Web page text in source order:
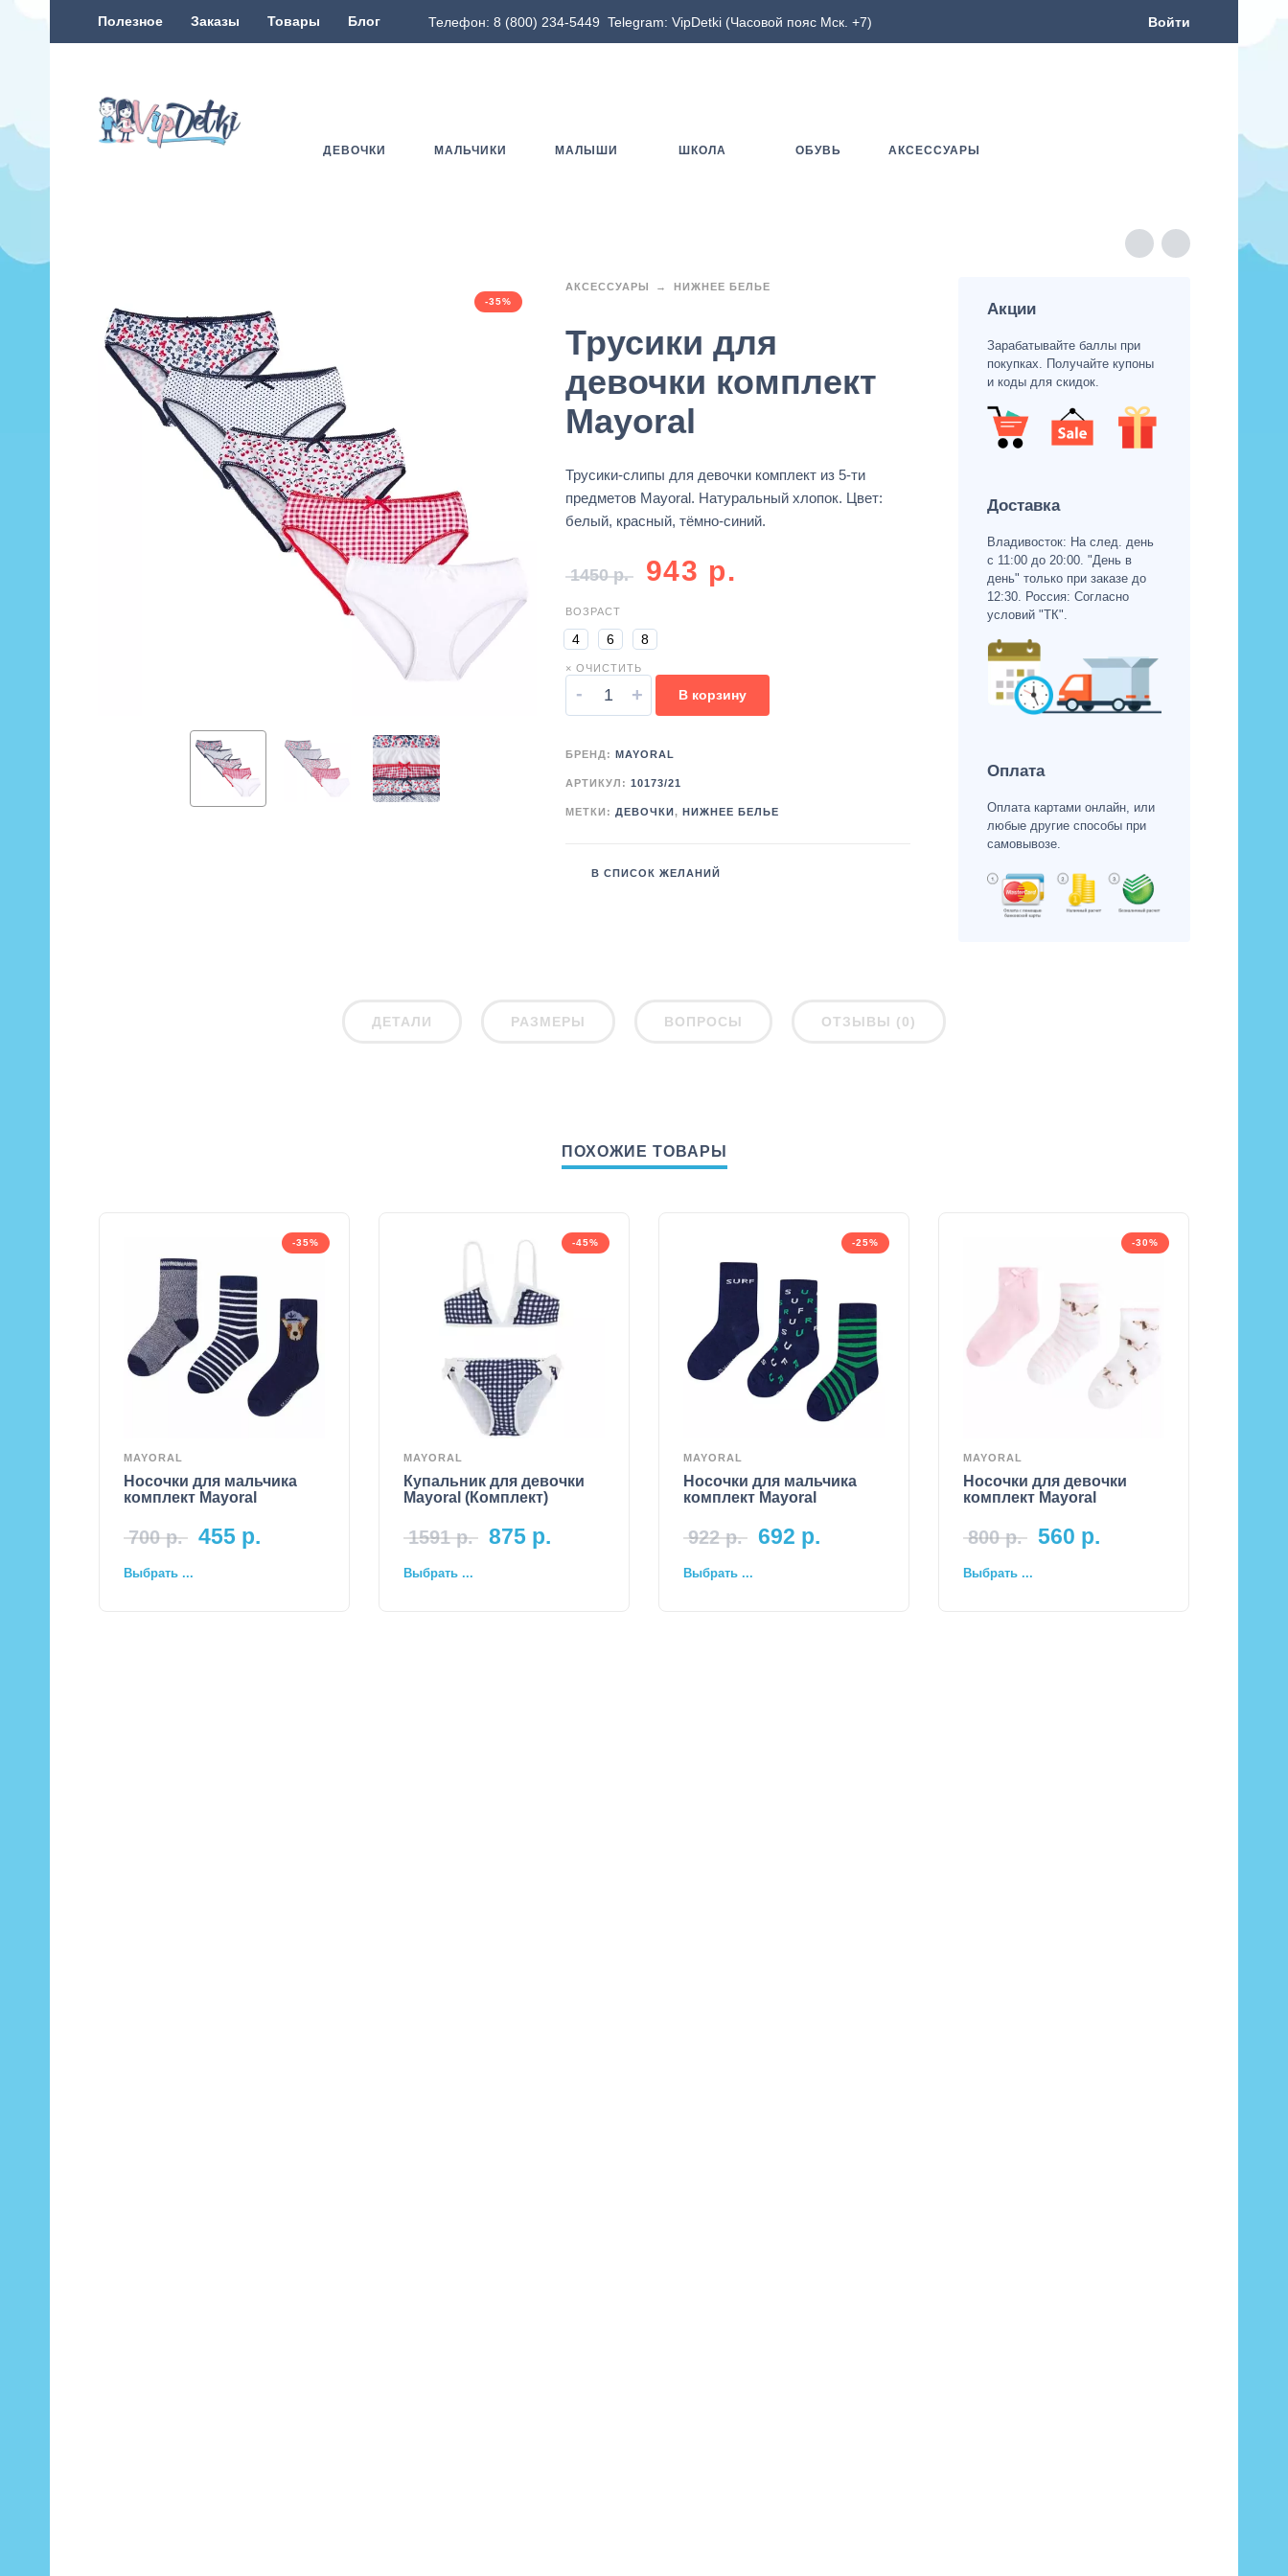
Полезное Заказы Товары Блог Телефон: 8 (800) 234-5449 Telegram: VipDetki (Часовой пояс Мск. +7) Войти
ДЕВОЧКИ МАЛЬЧИКИ МАЛЫШИ ШКОЛА ОБУВЬ АКСЕССУАРЫ
-35%
АКСЕССУАРЫ НИЖНЕЕ БЕЛЬЕ
Трусики для
девочки комплект
Mayoral
Трусики-слипы для девочки комплект из 5-ти
предметов Mayoral. Натуральный хлопок. Цвет:
белый, красный, тёмно-синий.
1450р. 943 р.
ВОЗРАСТ
4 6 8
× ОЧИСТИТЬ
- + В корзину
БРЕНД: MAYORAL
АРТИКУЛ: 10173/21
МЕТКИ: ДЕВОЧКИ , НИЖНЕЕ БЕЛЬЕ
В СПИСОК ЖЕЛАНИЙ
Акции
Зарабатывайте баллы при
покупках. Получайте купоны
и коды для скидок.
Доставка
Владивосток: На след. день
с 11:00 до 20:00. "День в
день" только при заказе до
12:30. Россия: Согласно
условий "ТК".
Оплата
Оплата картами онлайн, или
любые другие способы при
самовывозе.
ДЕТАЛИ РАЗМЕРЫ ВОПРОСЫ ОТЗЫВЫ (0)
ПОХОЖИЕ ТОВАРЫ
-35%
MAYORAL
Носочки для мальчика
комплект Mayoral
700р. 455 р.
Выбрать ...
-45%
MAYORAL
Купальник для девочки
Mayoral (Комплект)
1591р. 875 р.
Выбрать ...
-25%
MAYORAL
Носочки для мальчика
комплект Mayoral
922р. 692 р.
Выбрать ...
-30%
MAYORAL
Носочки для девочки
комплект Mayoral
800р. 560 р.
Выбрать ...